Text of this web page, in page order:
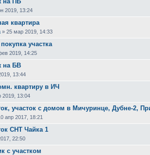
2019, 13:24
квартира
» 25 мар 2019, 14:33
участка
2019, 14:25
на БВ
13:44
квартиру в ИЧ
2019, 13:04
участок с домом в Мичуринце, Дубне-2,
апр 2017, 18:21
СНТ Чайка 1
22:50
с участком